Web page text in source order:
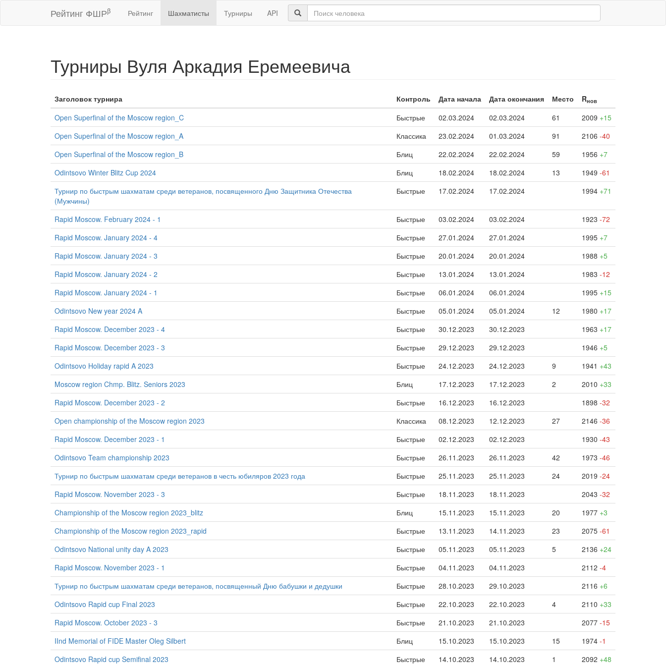
Рейтинг ФШРβ Рейтинг Шахматисты Турниры API
Турниры Вуля Аркадия Еремеевича
Заголовок турнира Контроль Дата начала Дата окончания Место Rнов
Open Superfinal of the Moscow region_C Быстрые 02.03.2024 02.03.2024 61 2009 +15
Open Superfinal of the Moscow region_A
Классика 23.02.2024 01.03.2024 91 2106 -40
Open Superfinal of the Moscow region_B
Блиц 22.02.2024 22.02.2024 59 1956 +7
Odintsovo Winter Blitz Cup 2024
Блиц 18.02.2024 18.02.2024 13 1949 -61
Турнир по быстрым шахматам среди ветеранов, посвященного Дню Защитника Отечества
(Мужчины)
Быстрые 17.02.2024 17.02.2024 1994 +71
Rapid Moscow. February 2024 - 1 Быстрые 03.02.2024 03.02.2024 1923 -72
Rapid Moscow. January 2024 - 4
Быстрые 27.01.2024 27.01.2024 1995 +7
Rapid Moscow. January 2024 - 3
Быстрые 20.01.2024 20.01.2024 1988 +5
Rapid Moscow. January 2024 - 2
Быстрые 13.01.2024 13.01.2024 1983 -12
Rapid Moscow. January 2024 - 1
Быстрые 06.01.2024 06.01.2024 1995 +15
Odintsovo New year 2024 A
Быстрые 05.01.2024 05.01.2024 12 1980 +17
Rapid Moscow. December 2023 - 4
Быстрые 30.12.2023 30.12.2023 1963 +17
Rapid Moscow. December 2023 - 3
Быстрые 29.12.2023 29.12.2023 1946 +5
Odintsovo Holiday rapid A 2023
Быстрые 24.12.2023 24.12.2023 9 1941 +43
Moscow region Chmp. Blitz. Seniors 2023
Блиц 17.12.2023 17.12.2023 2 2010 +33
Rapid Moscow. December 2023 - 2
Быстрые 16.12.2023 16.12.2023 1898 -32
Open championship of the Moscow region 2023
Классика 08.12.2023 12.12.2023 27 2146 -36
Rapid Moscow. December 2023 - 1
Быстрые 02.12.2023 02.12.2023 1930 -43
Odintsovo Team championship 2023
Быстрые 26.11.2023 26.11.2023 42 1973 -46
Турнир по быстрым шахматам среди ветеранов в честь юбиляров 2023 года
Быстрые 25.11.2023 25.11.2023 24 2019 -24
Rapid Moscow. November 2023 - 3
Быстрые 18.11.2023 18.11.2023 2043 -32
Championship of the Moscow region 2023_blitz
Блиц 15.11.2023 15.11.2023 20 1977 +3
Championship of the Moscow region 2023_rapid
Быстрые 13.11.2023 14.11.2023 23 2075 -61
Odintsovo National unity day A 2023
Быстрые 05.11.2023 05.11.2023 5 2136 +24
Rapid Moscow. November 2023 - 1
Быстрые 04.11.2023 04.11.2023 2112 -4
Турнир по быстрым шахматам среди ветеранов, посвященный Дню бабушки и дедушки
Быстрые 28.10.2023 29.10.2023 2116 +6
Odintsovo Rapid cup Final 2023
Быстрые 22.10.2023 22.10.2023 4 2110 +33
Rapid Moscow. October 2023 - 3
Быстрые 21.10.2023 21.10.2023 2077 -15
IInd Memorial of FIDE Master Oleg Silbert
Блиц 15.10.2023 15.10.2023 15 1974 -1
Odintsovo Rapid cup Semifinal 2023
Быстрые 14.10.2023 14.10.2023 1 2092 +48